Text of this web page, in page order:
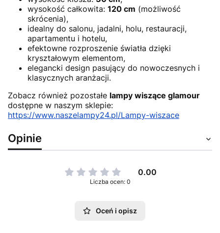
wysokość całkowita: 120 cm (możliwość
skrócenia),
idealny do salonu, jadalni, holu, restauracji,
apartamentu i hotelu,
efektowne rozproszenie światła dzięki
kryształowym elementom,
elegancki design pasujący do nowoczesnych i
klasycznych aranżacji.
Zobacz również pozostałe lampy wiszące glamour
dostępne w naszym sklepie:
https://www.naszelampy24.pl/Lampy-wiszace
Opinie
0.00
Liczba ocen: 0
Oceń i opisz